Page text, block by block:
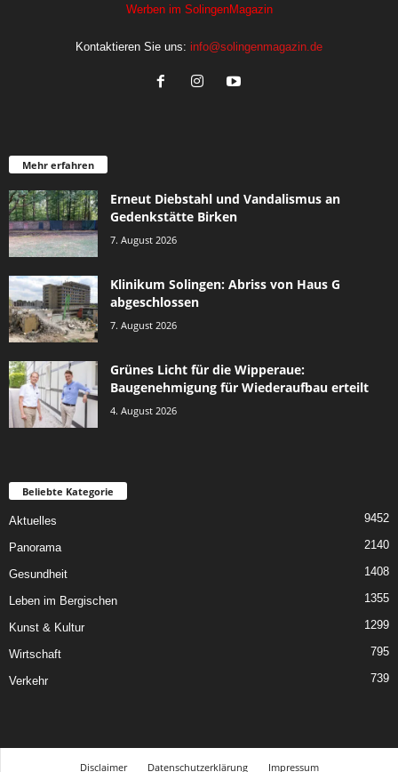
Werben im SolingenMagazin
Kontaktieren Sie uns: info@solingenmagazin.de
Mehr erfahren
Erneut Diebstahl und Vandalismus an
Gedenkstätte Birken
7. August 2026
Klinikum Solingen: Abriss von Haus G
abgeschlossen
7. August 2026
Grünes Licht für die Wipperaue:
Baugenehmigung für Wiederaufbau erteilt
4. August 2026
Beliebte Kategorie
Aktuelles 9452
Panorama 2140
Gesundheit 1408
Leben im Bergischen 1355
Kunst & Kultur 1299
Wirtschaft 795
Verkehr 739
Disclaimer Datenschutzerklärung Impressum